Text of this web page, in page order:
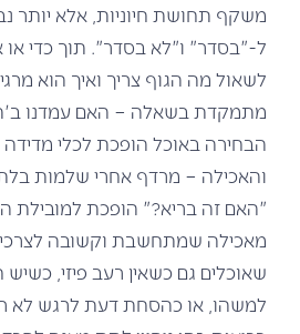
משקף תחושת חיוניות, אלא יותר
ל-"בסדר" ו"לא בסדר". תוך כדי או
לשאול מה הגוף צריך ואיך הוא
מתמקדת בשאלה – האם עמדנו
הבחירה באוכל הופכת לכלי
והאכילה – מרדף אחרי שלמות
"האם זה בריא?" הופכת למובילת
מאכילה שמתחשבת וקשובה לצרכי
שאוכלים גם כשאין רעב פיזי,
למשהו, או כהסחת דעת לרגש לא